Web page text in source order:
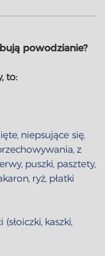
powodzianie?
to:
niepsujące się,
z
puszki, pasztety,
ryż, płatki
kaszki,